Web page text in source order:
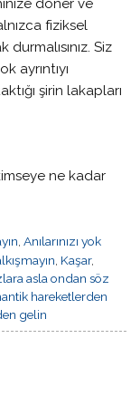
döner ve
fiziksel
Siz
ayrıntıyı
şirin lakapları
ne kadar
,Anılarınızı yok
Kaşar,
asla ondan söz
hareketlerden
gelin